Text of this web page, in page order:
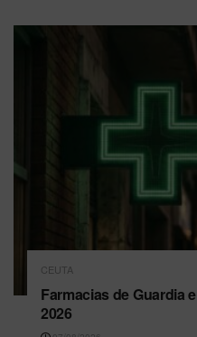
CEUTA
Farmacias de Guardia
2026